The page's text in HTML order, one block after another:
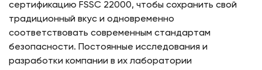
сертификацию FSSC 22000, чтобы сохранить свой
традиционный вкус и одновременно
соответствовать современным стандартам
безопасности. Постоянные исследования и
разработки компании в их лаборатории